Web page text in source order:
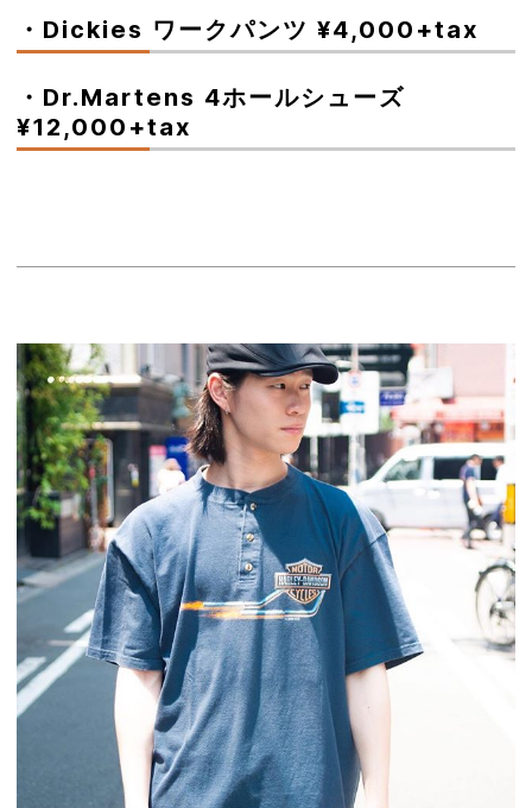
・Dickies ワークパンツ ¥4,000+tax
・Dr.Martens 4ホールシューズ
¥12,000+tax